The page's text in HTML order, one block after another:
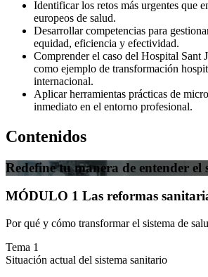
Identificar los retos más urgentes que
europeos de salud.
Desarrollar competencias para
equidad, eficiencia y efectividad.
Comprender el caso del Hospital Sant
como ejemplo de transformación
internacional.
Aplicar herramientas prácticas de
inmediato en el entorno profesional.
Contenidos
Redefine tu manera de entender el
MÓDULO 1 Las reformas
Por qué y cómo transformar el sistema de
Tema 1
Situación actual del sistema sanitario